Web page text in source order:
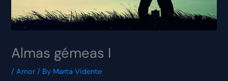
Almas gémeas I
/Amor / By Marta Vidente